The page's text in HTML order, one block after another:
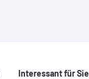
Interessant für Sie